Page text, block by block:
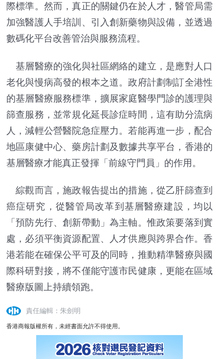
際標準。然而，真正的關鍵仍在於人才，醫管局需
加強醫護人手培訓、引入創新藥物與設備，並透過
數碼化平台改善管治與服務流程。
基層醫療的強化與社區網絡的建立，是應對人口
老化與慢病高發的根本之道。政府計劃制訂全港性
的基層醫療服務標準，擴展家庭醫學門診的護理與
篩查服務，並常規化延長診症時間，這有助分流病
人，減輕公營醫院急症壓力。若能再進一步，配合
地區康健中心、藥房計劃及數據共享平台，香港的
基層醫療才能真正發揮「前線守門員」的作用。
綜觀而言，施政報告提出的措施，從乙肝篩查到
癌症研究，從醫管局改革到基層醫療建設，均以
「預防先行、創新帶動」為主軸。惟政策要落到實
處，必須平衡資源配置、人才供應與跨界合作。香
港若能在確保公平可及的同時，推動精準醫療與國
際科研對接，將不僅能守護市民健康，更能在區域
醫療版圖上持續領跑。
責任編輯：朱劍明
香港商報版權所有，未經書面允許不得使用。